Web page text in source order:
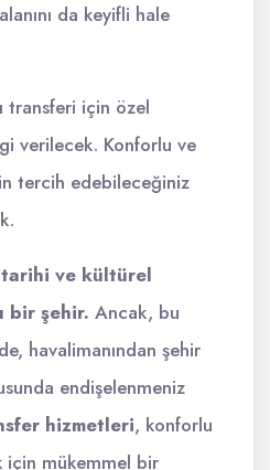
da keyifli hale
transferi için özel
verilecek. Konforlu ve
tercih edebileceğiniz
ve kültürel
bir şehir. Ancak, bu
havalimanından şehir
endişelenmeniz
hizmetleri, konforlu
mükemmel bir